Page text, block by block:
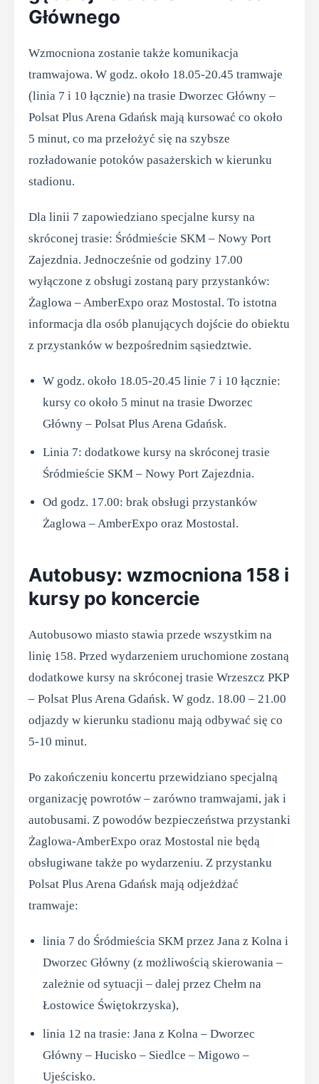
Głównego
Wzmocniona zostanie także komunikacja
tramwajowa. W godz. około 18.05-20.45 tramwaje
(linia 7 i 10 łącznie) na trasie Dworzec Główny –
Polsat Plus Arena Gdańsk mają kursować co około
5 minut, co ma przełożyć się na szybsze
rozładowanie potoków pasażerskich w kierunku
stadionu.
Dla linii 7 zapowiedziano specjalne kursy na
skróconej trasie: Śródmieście SKM – Nowy Port
Zajezdnia. Jednocześnie od godziny 17.00
wyłączone z obsługi zostaną pary przystanków:
Żaglowa – AmberExpo oraz Mostostal. To istotna
informacja dla osób planujących dojście do obiektu
z przystanków w bezpośrednim sąsiedztwie.
W godz. około 18.05-20.45 linie 7 i 10 łącznie:
kursy co około 5 minut na trasie Dworzec
Główny – Polsat Plus Arena Gdańsk.
Linia 7: dodatkowe kursy na skróconej trasie
Śródmieście SKM – Nowy Port Zajezdnia.
Od godz. 17.00: brak obsługi przystanków
Żaglowa – AmberExpo oraz Mostostal.
Autobusy: wzmocniona 158 i
kursy po koncercie
Autobusowo miasto stawia przede wszystkim na
linię 158. Przed wydarzeniem uruchomione zostaną
dodatkowe kursy na skróconej trasie Wrzeszcz PKP
– Polsat Plus Arena Gdańsk. W godz. 18.00 – 21.00
odjazdy w kierunku stadionu mają odbywać się co
5-10 minut.
Po zakończeniu koncertu przewidziano specjalną
organizację powrotów – zarówno tramwajami, jak i
autobusami. Z powodów bezpieczeństwa przystanki
Żaglowa-AmberExpo oraz Mostostal nie będą
obsługiwane także po wydarzeniu. Z przystanku
Polsat Plus Arena Gdańsk mają odjeżdżać
tramwaje:
linia 7 do Śródmieścia SKM przez Jana z Kolna i
Dworzec Główny (z możliwością skierowania –
zależnie od sytuacji – dalej przez Chełm na
Łostowice Świętokrzyska),
linia 12 na trasie: Jana z Kolna – Dworzec
Główny – Hucisko – Siedlce – Migowo –
Ujeścisko.